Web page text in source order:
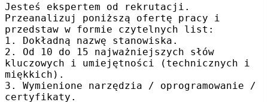
Jesteś ekspertem od rekrutacji.
Przeanalizuj poniższą ofertę pracy i
przedstaw w formie czytelnych list:
1. Dokładną nazwę stanowiska.
2. Od 10 do 15 najważniejszych słów
kluczowych i umiejętności (technicznych i
miękkich).
3. Wymienione narzędzia / oprogramowanie /
certyfikaty.